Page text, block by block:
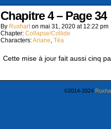
Chapitre 4 – Page 34
By Ruxhart on mai 31, 2020 at 12:22 pm
Chapter: Collapse/Collide
Characters:Ariane, Téa
Cette mise à jour fait aussi cinq
©2014-2024